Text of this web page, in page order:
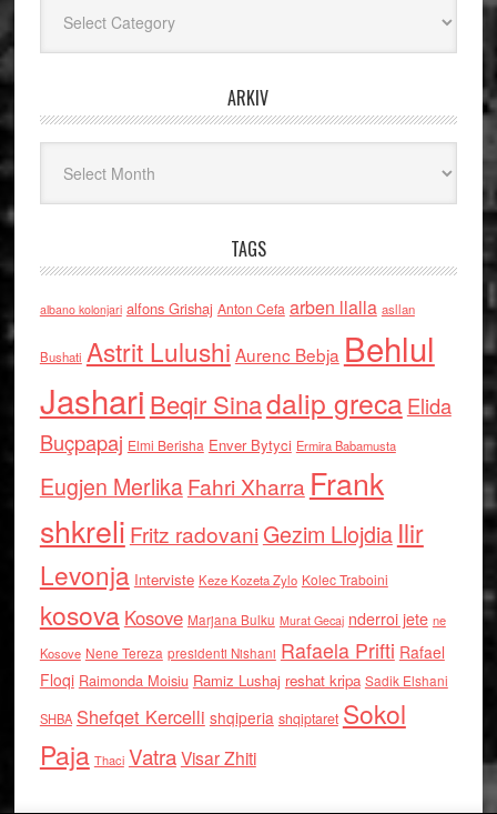
ARKIV
TAGS
albano kolonjari alfons Grishaj Anton Cefa arben llalla asllan
Bushati Astrit Lulushi Aurenc Bebja Behlul
Jashari Beqir Sinadalip grecaElida
Buçpapaj Elmi Berisha Enver Bytyci Ermira Babamusta
Eugjen MerlikaFahri Xharra Frank
shkreli Fritz radovaniGezim Llojdia Ilir
Levonja Interviste Keze Kozeta Zylo Kolec Traboini
kosova Kosove Marjana Bulku Murat Gecaj nderroi jete ne
Kosove Nene Tereza presidenti Nishani Rafaela Prifti Rafael
Floqi Raimonda Moisiu Ramiz Lushaj reshat kripa Sadik Elshani
SHBA Shefqet Kercelli shqiperia shqiptaret Sokol
Paja Thaci VatraVisar Zhiti